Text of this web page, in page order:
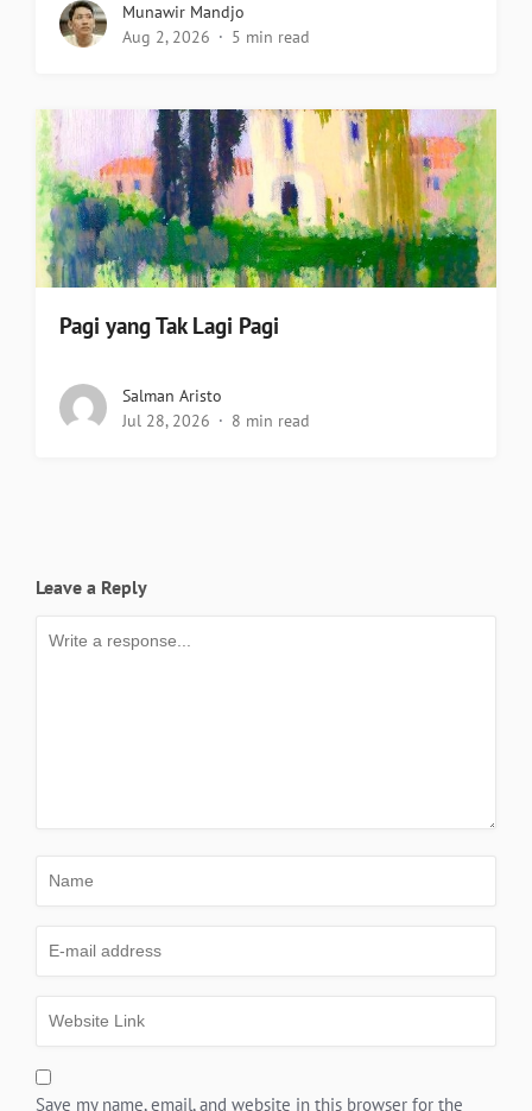
Munawir Mandjo
Aug 2, 2026
5 min read
Pagi yang Tak Lagi Pagi
Salman Aristo
Jul 28, 2026
8 min read
Leave a Reply
Save my name, email, and website in this browser for the